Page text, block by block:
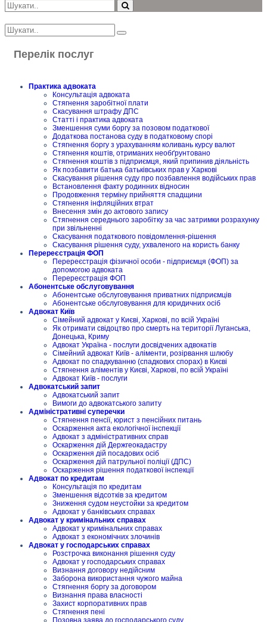
Перелік послуг
Практика адвоката
Консультація адвоката
Стягнення заробітної плати
Скасування штрафу ДПС
Статті і практика адвоката
Зменшення суми боргу за позовом податкової
Додаткова постанова суду в податковому спорі
Стягнення боргу з урахуванням коливань курсу валют
Стягнення коштів, отриманих необґрунтовано
Стягнення коштів з підприємця, який припинив діяльність
Як позбавити батька батьківських прав у Харкові
Скасування рішення суду про позбавлення водійських прав
Встановлення факту родинних відносин
Продовження терміну прийняття спадщини
Стягнення інфляційних втрат
Внесення змін до актового запису
Стягнення середнього заробітку за час затримки розрахунку
при звільненні
Скасування податкового повідомлення-рішення
Скасування рішення суду, ухваленого на користь банку
Перереєстрація ФОП
Перереєстрація фізичної особи - підприємця (ФОП) за
допомогою адвоката
Перереєстрація ФОП
Абонентське обслуговування
Абонентське обслуговування приватних підприємців
Абонентське обслуговування для юридичних осіб
Адвокат Київ
Сімейний адвокат у Києві, Харкові, по всій Україні
Як отримати свідоцтво про смерть на території Луганська,
Донецька, Криму
Адвокат Україна - послуги досвідчених адвокатів
Сімейний адвокат Київ - аліменти, розірвання шлюбу
Адвокат по спадкуванню (спадкових спорах) в Києві
Стягнення аліментів у Києві, Харкові, по всій Україні
Адвокат Київ - послуги
Адвокатський запит
Адвокатський запит
Вимоги до адвокатського запиту
Адміністративні суперечки
Стягнення пенсії, юрист з пенсійних питань
Оскарження акта екологічної інспекції
Адвокат з адміністративних справ
Оскарження дій Держгеокадастру
Оскарження дій посадових осіб
Оскарження дій патрульної поліції (ДПС)
Оскарження рішення податкової інспекції
Адвокат по кредитам
Консультація по кредитам
Зменшення відсотків за кредитом
Зниження судом неустойки за кредитом
Адвокат у банківських справах
Адвокат у кримінальних справах
Адвокат у кримінальних справах
Адвокат з економічних злочинів
Адвокат у господарських справах
Розстрочка виконання рішення суду
Адвокат у господарських справах
Визнання договору недійсним
Заборона використання чужого майна
Стягнення боргу за договором
Визнання права власності
Захист корпоративних прав
Стягнення пені